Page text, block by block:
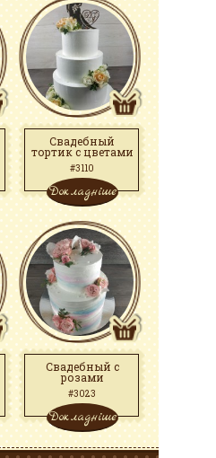
Свадебный
тортик с цветами
#3110
Докладніше
Свадебный с
розами
#3023
Докладніше